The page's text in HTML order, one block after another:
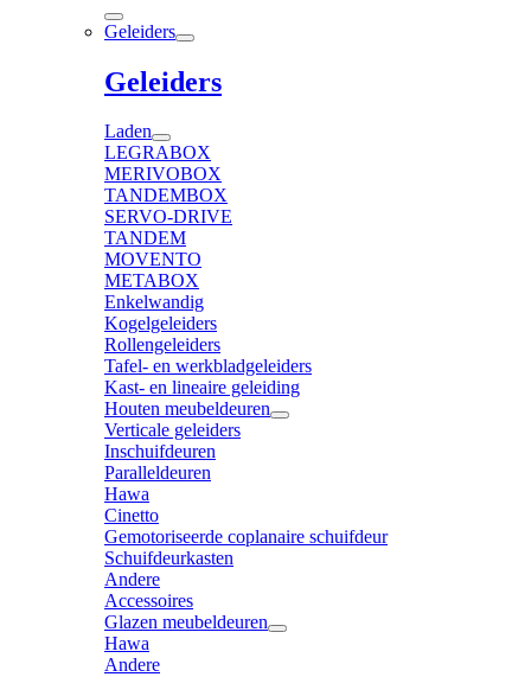
Geleiders
Geleiders
Laden
LEGRABOX
MERIVOBOX
TANDEMBOX
SERVO-DRIVE
TANDEM
MOVENTO
METABOX
Enkelwandig
Kogelgeleiders
Rollengeleiders
Tafel- en werkbladgeleiders
Kast- en lineaire geleiding
Houten meubeldeuren
Verticale geleiders
Inschuifdeuren
Paralleldeuren
Hawa
Cinetto
Gemotoriseerde coplanaire schuifdeur
Schuifdeurkasten
Andere
Accessoires
Glazen meubeldeuren
Hawa
Andere